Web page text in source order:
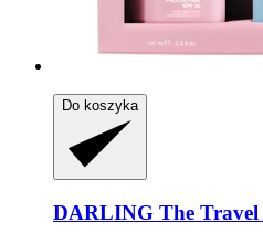
Do koszyka
DARLING The